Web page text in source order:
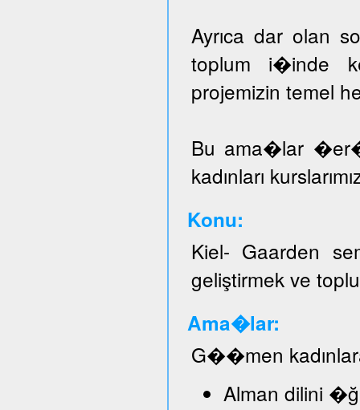
Ayrıca dar olan
toplum i�inde
projemizin temel
Bu ama�lar
kadınları
Konu:
Kiel- Gaarden
geliştirmek ve
Ama�lar:
G��men
Alman dilini